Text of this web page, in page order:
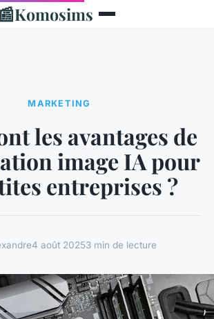
📰Komosims
MARKETING
les avantages de
image IA pour
entreprises ?
4 août 20253 min de lecture